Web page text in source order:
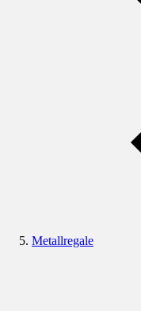
Metallregale